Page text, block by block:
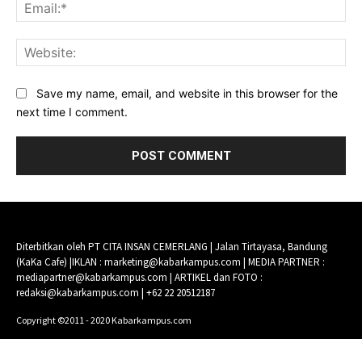
Save my name, email, and website in this browser for the
next time I comment.
Diterbitkan oleh PT CITA INSAN CEMERLANG | Jalan Tirtayasa, Bandung
(KaKa Cafe) |IKLAN : marketing@kabarkampus.com | MEDIA PARTNER :
mediapartner@kabarkampus.com | ARTIKEL dan FOTO :
redaksi@kabarkampus.com | +62 22 20512187
Copyright ©2011 - 2020 Kabarkampus.com